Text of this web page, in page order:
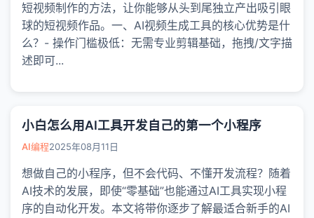
短视频制作的方法，让你能够从头到尾独立产出吸引眼
球的短视频作品。一、AI视频生成工具的核心优势是什
么？- 操作门槛极低：无需专业剪辑基础，拖拽/文字描
述即可...
小白怎么用AI工具开发自己的第一个小程序
AI编程2025年08月11日
想做自己的小程序，但不会代码、不懂开发流程？随着
AI技术的发展，即使“零基础”也能通过AI工具实现小程
序的自动化开发。本文将带你逐步了解最适合新手的AI